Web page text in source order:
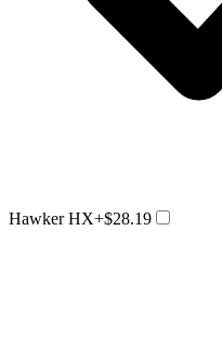
Hawker HX+$28.19